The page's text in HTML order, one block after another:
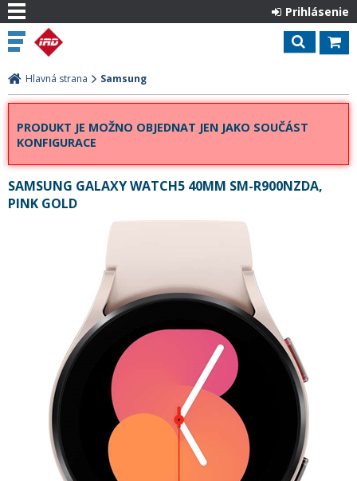
Prihlásenie
Hlavná strana Samsung
PRODUKT JE MOŽNO OBJEDNAT JEN JAKO SOUČÁST
KONFIGURACE
SAMSUNG GALAXY WATCH5 40MM SM-R900NZDA,
PINK GOLD